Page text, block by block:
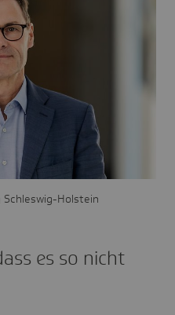
Holstein
es so nicht